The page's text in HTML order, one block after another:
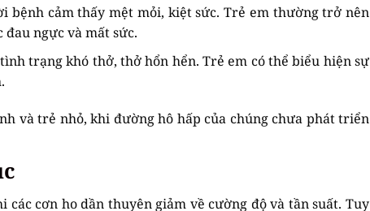
bệnh cảm thấy mệt mỏi, kiệt sức. Trẻ em thường trở nên
ngực và mất sức.
trạng khó thở, thở hổn hển. Trẻ em có thể biểu hiện sự
và trẻ nhỏ, khi đường hô hấp của chúng chưa phát triển
các cơn ho dần thuyên giảm về cường độ và tần suất. Tuy